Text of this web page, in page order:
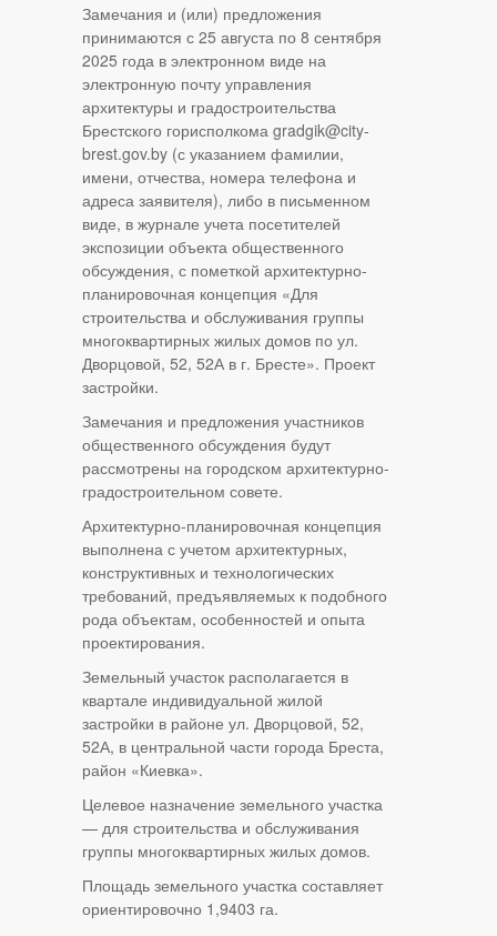
Замечания и (или) предложения
принимаются с 25 августа по 8 сентября
2025 года в электронном виде на
электронную почту управления
архитектуры и градостроительства
Брестского горисполкома gradgik@city-
brest.gov.by (с указанием фамилии,
имени, отчества, номера телефона и
адреса заявителя), либо в письменном
виде, в журнале учета посетителей
экспозиции объекта общественного
обсуждения, с пометкой архитектурно-
планировочная концепция «Для
строительства и обслуживания группы
многоквартирных жилых домов по ул.
Дворцовой, 52, 52А в г. Бресте». Проект
застройки.
Замечания и предложения участников
общественного обсуждения будут
рассмотрены на городском архитектурно-
градостроительном совете.
Архитектурно-планировочная концепция
выполнена с учетом архитектурных,
конструктивных и технологических
требований, предъявляемых к подобного
рода объектам, особенностей и опыта
проектирования.
Земельный участок располагается в
квартале индивидуальной жилой
застройки в районе ул. Дворцовой, 52,
52А, в центральной части города Бреста,
район «Киевка».
Целевое назначение земельного участка
— для строительства и обслуживания
группы многоквартирных жилых домов.
Площадь земельного участка составляет
ориентировочно 1,9403 га.